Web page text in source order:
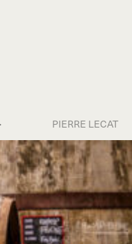
PIERRE LECAT